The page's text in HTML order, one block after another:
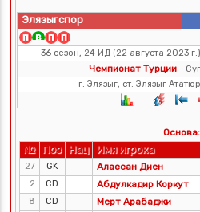
Элязыгспор
36 сезон, 24 ИД (22 августа 2023
Чемпионат Турции -
г. Элязыг, ст. Элязыг
Основа:
№ Поз Нац Имя игрока
27 GK Алассан Диен
2
CD Абдулкадир Коркут
8
CD Мерт Арабаджи